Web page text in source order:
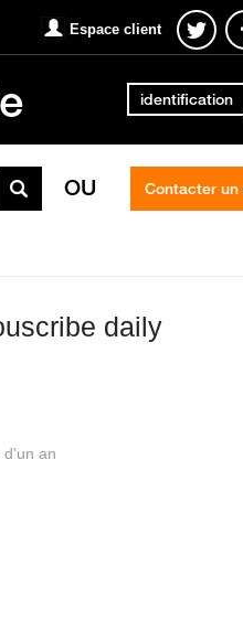
Espace client
identification
OU Contacter
daily
d'un an